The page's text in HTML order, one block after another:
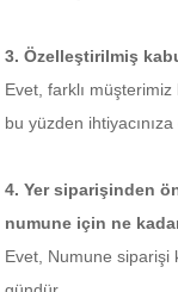
3. Özelleştirilmiş
Evet, farklı
bu yüzden
4. Yer siparişinden
numune için ne
Evet, Numune siparişi